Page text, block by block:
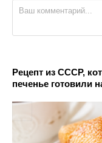
Рецепт из СССР,
печенье